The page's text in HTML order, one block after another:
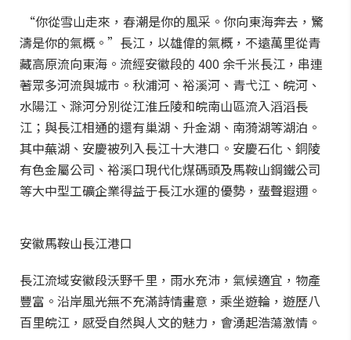
“你從雪山走來，春潮是你的風采。你向東海奔去，驚
濤是你的氣概。”長江，以雄偉的氣概，不遠萬里從青
藏高原流向東海。流經安徽段的 400 余千米長江，串連
著眾多河流與城市。秋浦河、裕溪河、青弋江、皖河、
水陽江、滁河分別從江淮丘陵和皖南山區流入滔滔長
江；與長江相通的還有巢湖、升金湖、南漪湖等湖泊。
其中蕪湖、安慶被列入長江十大港口。安慶石化、銅陵
有色金屬公司、裕溪口現代化煤碼頭及馬鞍山鋼鐵公司
等大中型工礦企業得益于長江水運的優勢，蜚聲遐邇。
安徽馬鞍山長江港口
長江流域安徽段沃野千里，雨水充沛，氣候適宜，物產
豐富。沿岸風光無不充滿詩情畫意，乘坐遊輪，遊歷八
百里皖江，感受自然與人文的魅力，會湧起浩蕩激情。